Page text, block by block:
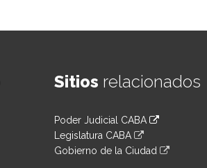
Sitios relacionados
Poder Judicial CABA
Legislatura CABA
Gobierno de la Ciudad